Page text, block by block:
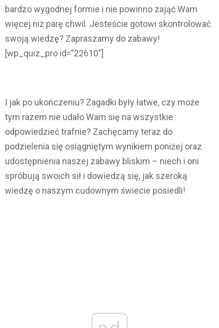
bardzo wygodnej formie i nie powinno zająć Wam
więcej niż parę chwil. Jesteście gotowi skontrolować
swoją wiedzę? Zapraszamy do zabawy!
[wp_quiz_pro id=”22610″]
I jak po ukończeniu? Zagadki były łatwe, czy może
tym razem nie udało Wam się na wszystkie
odpowiedzieć trafnie? Zachęcamy teraz do
podzielenia się osiągniętym wynikiem poniżej oraz
udostępnienia naszej zabawy bliskim – niech i oni
spróbują swoich sił i dowiedzą się, jak szeroką
wiedzę o naszym cudownym świecie posiedli!